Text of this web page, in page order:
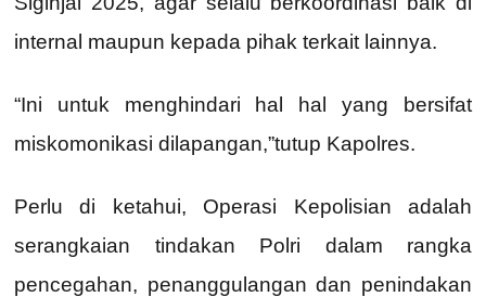
internal maupun kepada pihak terkait lainnya.
“Ini untuk menghindari hal hal yang bersifat
miskomonikasi dilapangan,”tutup Kapolres.
Perlu di ketahui, Operasi Kepolisian adalah
serangkaian tindakan Polri dalam rangka
pencegahan, penanggulangan dan penindakan